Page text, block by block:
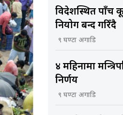
विदेशस्थित पाँच
नियोग बन्द गरिँदै
९ घण्टा अगाडि
४ महिनामा
निर्णय
९ घण्टा अगाडि